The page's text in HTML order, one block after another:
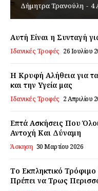
Daily Food
Αποποίηση Ευθυνών
Ο λογαριασμός μου
Δήμητρα Τρανούλη - 4
Αυτή Είναι η Συνταγή
Ιδανικές Τροφές 26 Ιουλίου
Η Κρυφή Αλήθεια για
και την Υγεία μας
Ιδανικές Τροφές 2 Απριλίου
Επτά Ασκήσεις Που
Αντοχή Και Δύναμη
Άσκηση 30 Μαρτίου 2026
Το Εκπληκτικό Τρόφιμο
Πρέπει να Τρως